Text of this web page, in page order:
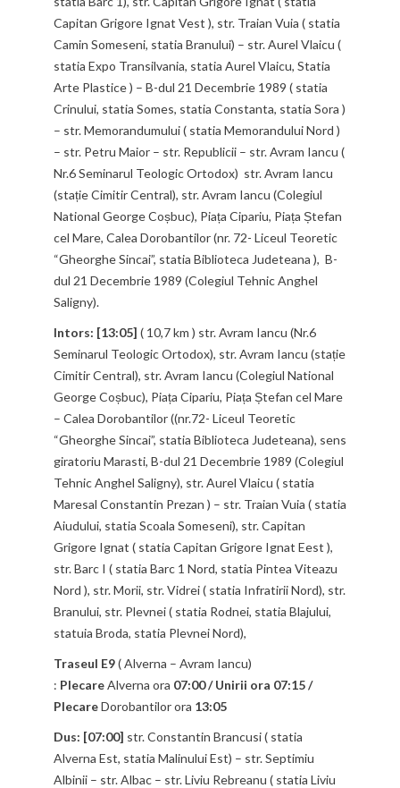
Capitan Grigore Ignat Vest ), str. Traian Vuia ( statia
Camin Someseni, statia Branului) – str. Aurel Vlaicu (
statia Expo Transilvania, statia Aurel Vlaicu, Statia
Arte Plastice ) – B-dul 21 Decembrie 1989 ( statia
Crinului, statia Somes, statia Constanta, statia Sora )
– str. Memorandumului ( statia Memorandului Nord )
– str. Petru Maior – str. Republicii – str. Avram Iancu (
Nr.6 Seminarul Teologic Ortodox) str. Avram Iancu
(stație Cimitir Central), str. Avram Iancu (Colegiul
National George Coșbuc), Piața Cipariu, Piața Ștefan
cel Mare, Calea Dorobantilor (nr. 72- Liceul Teoretic
“Gheorghe Sincai”, statia Biblioteca Judeteana ), B-
dul 21 Decembrie 1989 (Colegiul Tehnic Anghel
Saligny).
Intors: [13:05] ( 10,7 km ) str. Avram Iancu (Nr.6
Seminarul Teologic Ortodox), str. Avram Iancu (stație
Cimitir Central), str. Avram Iancu (Colegiul National
George Coșbuc), Piața Cipariu, Piața Ștefan cel Mare
– Calea Dorobantilor ((nr.72- Liceul Teoretic
“Gheorghe Sincai”, statia Biblioteca Judeteana), sens
giratoriu Marasti, B-dul 21 Decembrie 1989 (Colegiul
Tehnic Anghel Saligny), str. Aurel Vlaicu ( statia
Maresal Constantin Prezan ) – str. Traian Vuia ( statia
Aiudului, statia Scoala Someseni), str. Capitan
Grigore Ignat ( statia Capitan Grigore Ignat Eest ),
str. Barc I ( statia Barc 1 Nord, statia Pintea Viteazu
Nord ), str. Morii, str. Vidrei ( statia Infratirii Nord), str.
Branului, str. Plevnei ( statia Rodnei, statia Blajului,
statuia Broda, statia Plevnei Nord),
Traseul E9( Alverna – Avram Iancu)
: PlecareAlverna ora 07:00 / Unirii ora 07:15 /
PlecareDorobantilor ora 13:05
Dus: [07:00] str. Constantin Brancusi ( statia
Alverna Est, statia Malinului Est) – str. Septimiu
Albinii – str. Albac – str. Liviu Rebreanu ( statia Liviu